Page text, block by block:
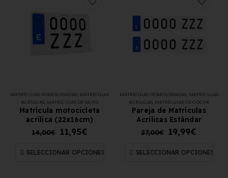
MATRÍCULAS HOMOLOGADAS, MATRÍCULAS
ACRÍLICAS, MATRÍCULAS DE MOTO
Matrícula motocicleta
acrílica (22x16cm)
14,00€ 11,95€
SELECCIONAR OPCIONES
MATRÍCULAS HOMOLOGADAS, MATRÍCULAS
ACRÍLICAS, MATRÍCULAS DE COCHE
Pareja de Matrículas
Acrílicas Estándar
27,00€ 19,99€
SELECCIONAR OPCIONES